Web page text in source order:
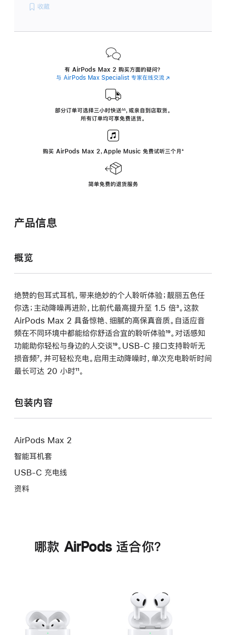
收藏
有 AirPods Max 2 购买方面的疑问？
与 AirPods Max Specialist 专家在线交流(在
中
部分订单可选择三小时快送∆∆， 或亲自到店取货。
所有订单均可享免费送货。
购买 AirPods Max 2，Apple Music 免费试听三个月 ‍脚
‍⁺
简单免费的退货服务
产品信息
概览
绝赞的包耳式耳机，带来绝妙的个人聆听体验；靓丽五色任
你选；主动降噪再进阶，比前代最高提升至 1.5 倍脚
注
³。这款
AirPods Max 2 具备惊艳、细腻的高保真音质。自适应音
频在不同环境中都能给你舒适合宜的聆听体验脚
注
¹⁹。对话感知
功能助你轻松与身边的人交谈脚
注
¹⁹。USB-C 接口支持聆听无
损音频脚
注
⁷，并可轻松充电。启用主动降噪时，单次充电聆听时间
最长可达 20 小时脚
¹¹。
包装内容
AirPods Max 2
智能耳机套
USB-C 充电线
资料
哪款 AirPods 适合你？